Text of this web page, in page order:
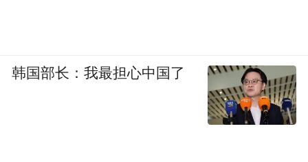
韩国部长：我最担心中国了